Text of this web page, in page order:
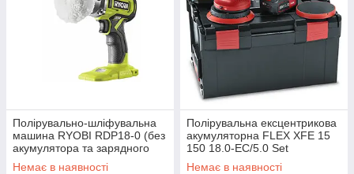
Полірувально-шліфувальна
машина RYOBI RDP18-0 (без
акумулятора та зарядного
пристрою)
Немає в наявності
Полірувальна ексцентрикова
акумуляторна FLEX XFE 15
150 18.0-EC/5.0 Set
Немає в наявності